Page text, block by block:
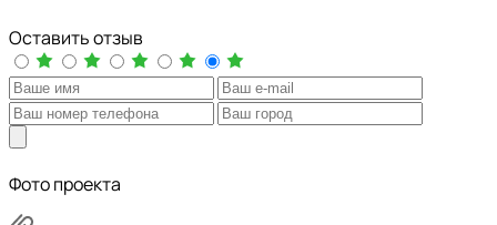
Оставить отзыв
Фото проекта